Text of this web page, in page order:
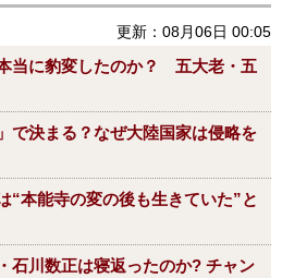
更新：08月06日 00:05
当に豹変したのか？ 五大老・五
で決まる？なぜ大陸国家は侵略を
“本能寺の変の後も生きていた”と
石川数正は寝返ったのか? チャン